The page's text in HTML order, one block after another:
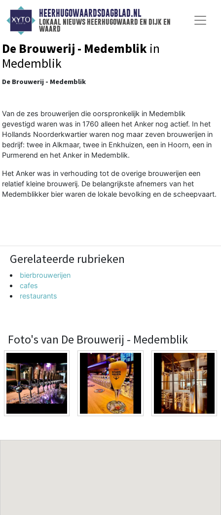
HEERHUGOWAARDSDAGBLAD.NL
lokaal nieuws heerhugowaard en dijk en
waard
De Brouwerij - Medemblik in
Medemblik
De Brouwerij - Medemblik
Van de zes brouwerijen die oorspronkelijk in Medemblik
gevestigd waren was in 1760 alleen het Anker nog actief. In het
Hollands Noorderkwartier waren nog maar zeven brouwerijen in
bedrijf: twee in Alkmaar, twee in Enkhuizen, een in Hoorn, een in
Purmerend en het Anker in Medemblik.
Het Anker was in verhouding tot de overige brouwerijen een
relatief kleine brouwerij. De belangrijkste afnemers van het
Medemblikker bier waren de lokale bevolking en de scheepvaart.
Gerelateerde rubrieken
bierbrouwerijen
cafes
restaurants
Foto's van De Brouwerij - Medemblik